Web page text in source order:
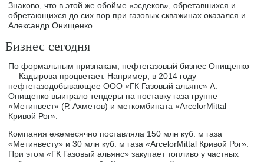
Знаково, что в этой же обойме «эсдеков», обретавшихся и
обретающихся до сих пор при газовых скважинах оказался и
Александр Онищенко.
Бизнес сегодня
По формальным признакам, нефтегазовый бизнес Онищенко
— Кадырова процветает. Например, в 2014 году
нефтегазодобывающее ООО «ГК Газовый альянс» А.
Онищенко выиграло тендеры на поставку газа группе
«Метинвест» (Р. Ахметов) и меткомбината «ArcelorMittal
Кривой Рог».
Компания ежемесячно поставляла 150 млн куб. м газа
«Метинвесту» и 30 млн куб. м газа «ArcelorMittal Кривой Рог».
При этом «ГК Газовый альянс» закупает топливо у частных